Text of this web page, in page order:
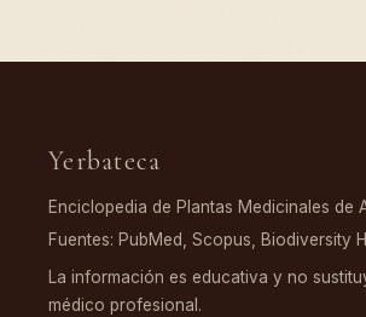
Yerbateca
Enciclopedia de Plantas Medicinales de
Fuentes: PubMed, Scopus, Biodiversity
La información es educativa y no
médico profesional.